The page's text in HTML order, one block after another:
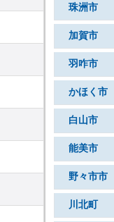
珠洲市
加賀市
羽咋市
かほく市
白山市
能美市
野々市市
川北町